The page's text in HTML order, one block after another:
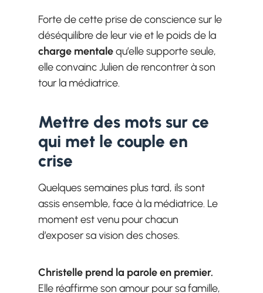
Forte de cette prise de conscience sur le
déséquilibre de leur vie et le poids de la
charge mentalequ’elle supporte seule,
elle convainc Julien de rencontrer à son
tour la médiatrice.
Mettre des mots sur ce
qui met le couple en
crise
Quelques semaines plus tard, ils sont
assis ensemble, face à la médiatrice. Le
moment est venu pour chacun
d’exposer sa vision des choses.
Christelle prend la parole en premier.
Elle réaffirme son amour pour sa famille,